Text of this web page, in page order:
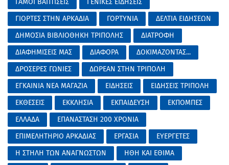
ΓΑΜΟΙ ΒΑΠΤΙΣΕΙΣ
ΓΕΝΙΚΕΣ ΕΙΔΗΣΕΙΣ
ΓΙΟΡΤΕΣ ΣΤΗΝ ΑΡΚΑΔΙΑ
ΓΟΡΤΥΝΙΑ
ΔΕΛΤΙΑ ΕΙΔΗΣΕΩΝ
ΔΗΜΟΣΙΑ ΒΙΒΛΙΟΘΗΚΗ ΤΡΙΠΟΛΗΣ
ΔΙΑΤΡΟΦΗ
ΔΙΑΦΗΜΙΣΕΙΣ ΜΑΣ
ΔΙΑΦΟΡΑ
ΔΟΚΙΜΑΖΟΝΤΑΣ...
ΔΡΟΣΕΡΕΣ ΓΩΝΙΕΣ
ΔΩΡΕΑΝ ΣΤΗΝ ΤΡΙΠΟΛΗ
ΕΓΚΑΙΝΙΑ ΝΕΑ ΜΑΓΑΖΙΑ
ΕΙΔΗΣΕΙΣ
ΕΙΔΗΣΕΙΣ ΤΡΙΠΟΛΗ
ΕΚΘΕΣΕΙΣ
ΕΚΚΛΗΣΙΑ ΕΚΠΑΙΔΕΥΣΗ
ΕΚΠΟΜΠΕΣ
ΕΛΛΑΔΑ
ΕΠΑΝΑΣΤΑΣΗ 200 ΧΡΟΝΙΑ
ΕΠΙΜΕΛΗΤΗΡΙΟ ΑΡΚΑΔΙΑΣ
ΕΡΓΑΣΙΑ
ΕΥΕΡΓΕΤΕΣ
Η ΣΤΗΛΗ ΤΩΝ ΑΝΑΓΝΩΣΤΩΝ
ΗΘΗ ΚΑΙ ΕΘΙΜΑ